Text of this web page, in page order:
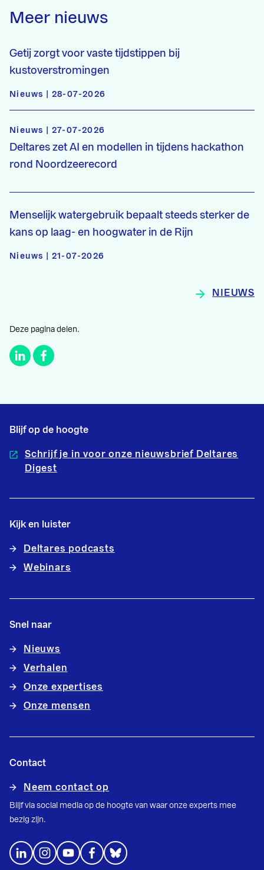
Meer nieuws
Getij zorgt voor vaste tijdstippen bij
kustoverstromingen
Nieuws | 28-07-2026
Nieuws | 27-07-2026
Deltares zet AI en modellen in tijdens hackathon
rond Noordzeerecord
Menselijk watergebruik bepaalt steeds sterker de
kans op laag- en hoogwater in de Rijn
Nieuws | 21-07-2026
NIEUWS
Deze pagina delen.
Blijf op de hoogte
Schrijf je in voor onze nieuwsbrief Deltares
Digest
Kijk en luister
Deltares podcasts
Webinars
Snel naar
Nieuws
Verhalen
Onze expertises
Onze mensen
Contact
Neem contact op
Blijf via social media op de hoogte van waar onze experts mee
bezig zijn.